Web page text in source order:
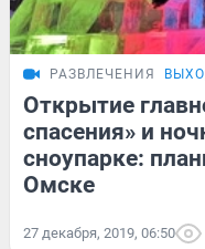
РАЗВЛЕЧЕНИЯ
Открытие
спасения» и
сноупарке:
Омске
27 декабря, 2019, 06:50